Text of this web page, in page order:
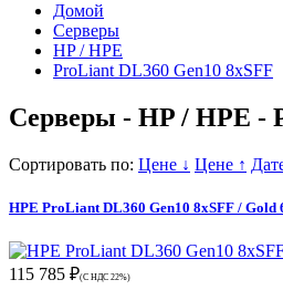
Домой
Серверы
HP / HPE
ProLiant DL360 Gen10 8xSFF
Серверы - HP / HPE -
Сортировать по: Цене ↓ Цене ↑
HPE ProLiant DL360 Gen10 8xSFF / Gold
115 785 ₽(С НДС 22%)